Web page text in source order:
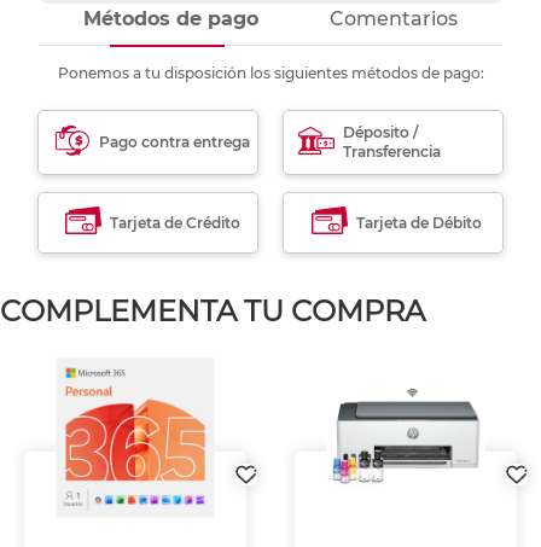
Métodos de pago Comentarios
Ponemos a tu disposición los siguientes métodos de pago:
Pago contra entrega
Déposito /
Transferencia
Tarjeta de Crédito Tarjeta de Débito
COMPLEMENTA TU COMPRA